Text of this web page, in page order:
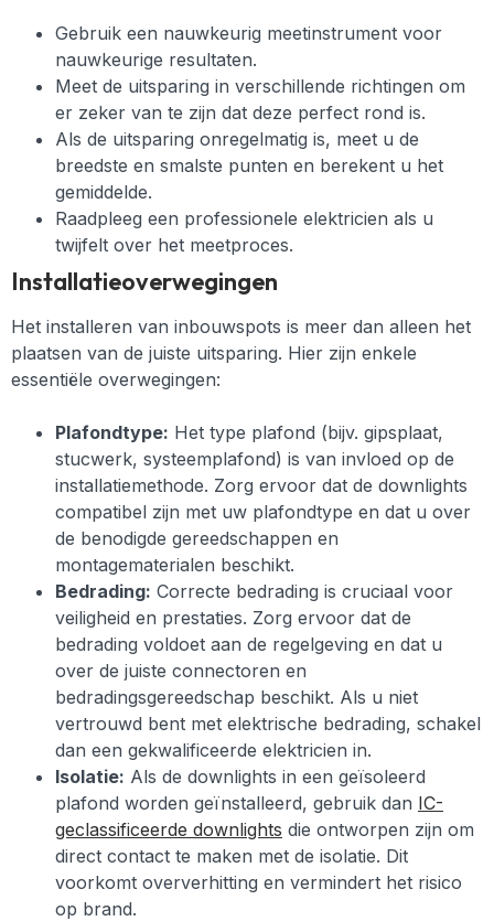
Gebruik een nauwkeurig meetinstrument voor
nauwkeurige resultaten.
Meet de uitsparing in verschillende richtingen om
er zeker van te zijn dat deze perfect rond is.
Als de uitsparing onregelmatig is, meet u de
breedste en smalste punten en berekent u het
gemiddelde.
Raadpleeg een professionele elektricien als u
twijfelt over het meetproces.
Installatieoverwegingen
Het installeren van inbouwspots is meer dan alleen het
plaatsen van de juiste uitsparing. Hier zijn enkele
essentiële overwegingen:
Plafondtype: Het type plafond (bijv. gipsplaat,
stucwerk, systeemplafond) is van invloed op de
installatiemethode. Zorg ervoor dat de downlights
compatibel zijn met uw plafondtype en dat u over
de benodigde gereedschappen en
montagematerialen beschikt.
Bedrading: Correcte bedrading is cruciaal voor
veiligheid en prestaties. Zorg ervoor dat de
bedrading voldoet aan de regelgeving en dat u
over de juiste connectoren en
bedradingsgereedschap beschikt. Als u niet
vertrouwd bent met elektrische bedrading, schakel
dan een gekwalificeerde elektricien in.
Isolatie: Als de downlights in een geïsoleerd
plafond worden geïnstalleerd, gebruik dan IC-
geclassificeerde downlights die ontworpen zijn om
direct contact te maken met de isolatie. Dit
voorkomt oververhitting en vermindert het risico
op brand.